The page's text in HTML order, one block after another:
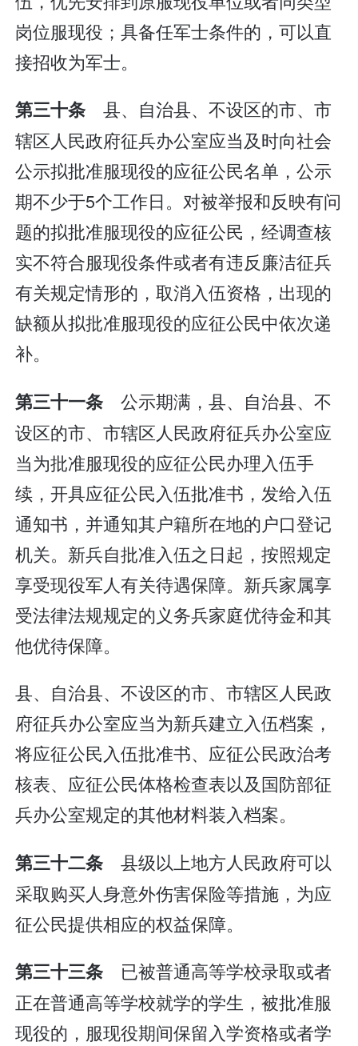
岗位服现役；具备任军士条件的，可以直
接招收为军士。
第三十条 县、自治县、不设区的市、市
辖区人民政府征兵办公室应当及时向社会
公示拟批准服现役的应征公民名单，公示
期不少于5个工作日。对被举报和反映有问
题的拟批准服现役的应征公民，经调查核
实不符合服现役条件或者有违反廉洁征兵
有关规定情形的，取消入伍资格，出现的
缺额从拟批准服现役的应征公民中依次递
补。
第三十一条 公示期满，县、自治县、不
设区的市、市辖区人民政府征兵办公室应
当为批准服现役的应征公民办理入伍手
续，开具应征公民入伍批准书，发给入伍
通知书，并通知其户籍所在地的户口登记
机关。新兵自批准入伍之日起，按照规定
享受现役军人有关待遇保障。新兵家属享
受法律法规规定的义务兵家庭优待金和其
他优待保障。
县、自治县、不设区的市、市辖区人民政
府征兵办公室应当为新兵建立入伍档案，
将应征公民入伍批准书、应征公民政治考
核表、应征公民体格检查表以及国防部征
兵办公室规定的其他材料装入档案。
第三十二条 县级以上地方人民政府可以
采取购买人身意外伤害保险等措施，为应
征公民提供相应的权益保障。
第三十三条 已被普通高等学校录取或者
正在普通高等学校就学的学生，被批准服
现役的，服现役期间保留入学资格或者学